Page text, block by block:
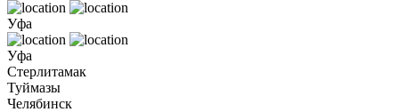
Уфа
Уфа
Стерлитамак
Туймазы
Челябинск